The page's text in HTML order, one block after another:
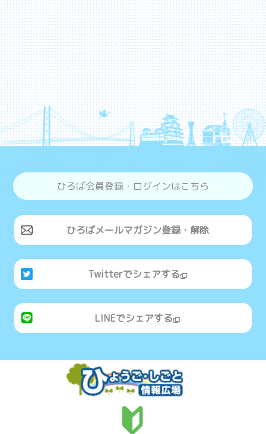
ひろば会員登録・ログインはこちら
ひろばメールマガジン登録・解除
Twitterでシェアする
LINEでシェアする